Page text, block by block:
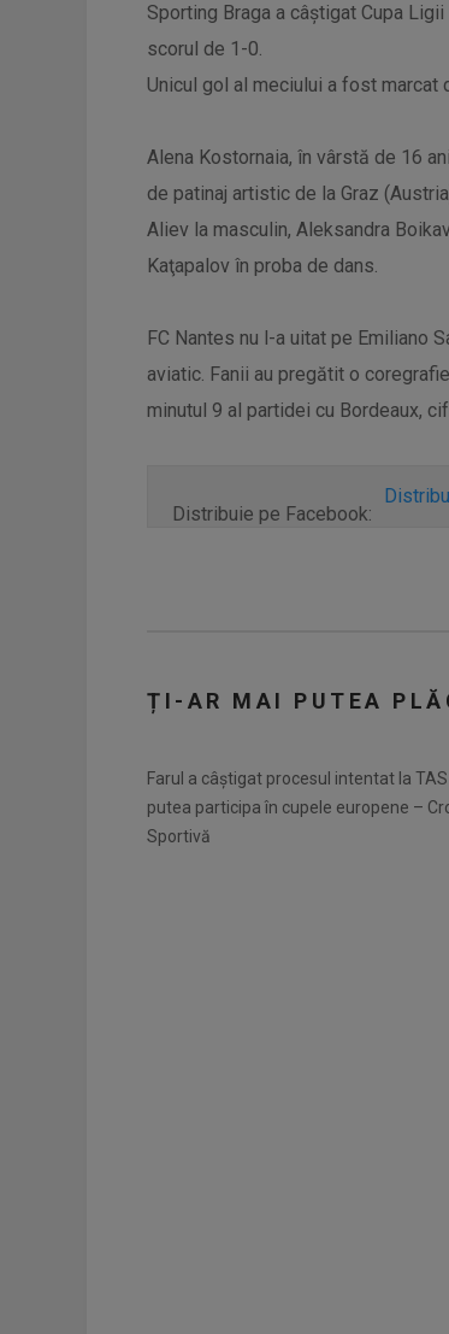
Sporting Braga a câştigat Cupa
scorul de 1-0.
Unicul gol al meciului a fost marcat
Alena Kostornaia, în vârstă de 16
de patinaj artistic de la Graz
Aliev la masculin, Aleksandra
Kaţapalov în proba de dans.
FC Nantes nu l-a uitat pe Emiliano
aviatic. Fanii au pregătit o
minutul 9 al partidei cu Bordeaux,
Distribuie pe Facebook:
ȚI-AR MAI PUTEA
Farul a câștigat procesul intentat la TAS
putea participa în cupele europene –
Sportivă